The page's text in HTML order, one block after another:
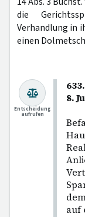
die
Verhandlung in
einen
8.
auf
Entscheidung
aufrufen